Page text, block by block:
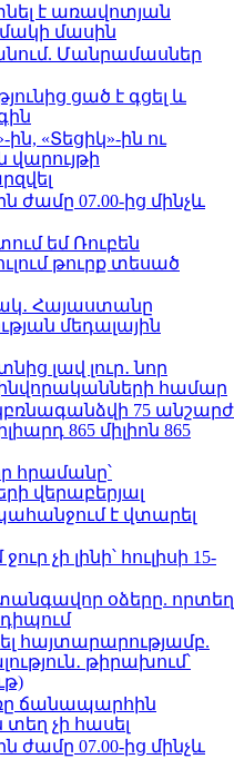
է առավոտյան
մասին
Մանրամասներ
ցած է գցել և
«Տեցիկ»-ին ու
վարույթի
ժամը 07.00-ից մինչև
եմ Ռուբեն
թուրք տեսած
Հայաստանը
մեդալային
լավ լուր․ նոր
համար
75 անշարժ
865 միլիոն 865
հրամանը՝
վերաբերյալ
է վտարել
չի լինի՝ հուլիսի 15-
օձերը. որտեղ
հայտարարությամբ.
թիրախում՝
ճանապարհին
տեղ չի հասել
ժամը 07.00-ից մինչև